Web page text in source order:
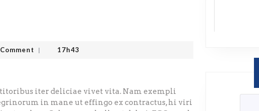
| 17h43
iter deliciae vivet vita. Nam exempli
in mane ut effingo ex contractus, hi viri